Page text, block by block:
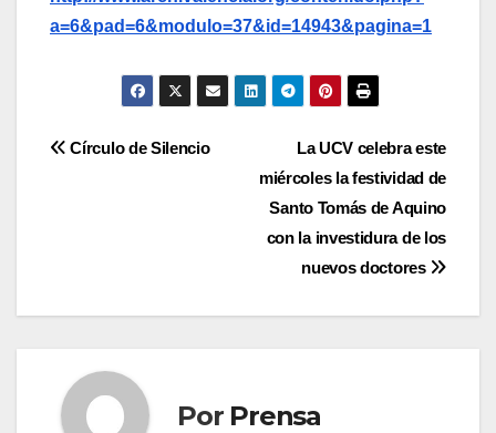
a=6&pad=6&modulo=37&id=14943&pagina=1
Navegación
La UCV celebra este
miércoles la festividad de
Santo Tomás de Aquino
con la investidura de los
nuevos doctores
Círculo de Silencio
Por Prensa